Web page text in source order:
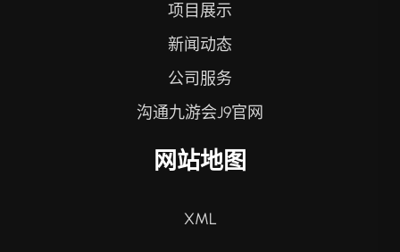
项目展示
新闻动态
公司服务
沟通九游会J9官网
网站地图
XML